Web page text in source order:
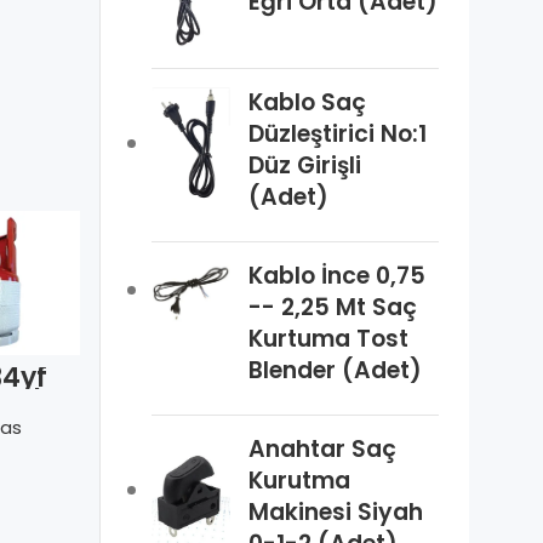
R-410A
Doldurulabili
r Tüplü 10Kg
R-134a C-
Doldurulabili
r Tüplü 12 Kg
Kablo Saç
Düzleştirici No:1
Düz Girişli
(Adet)
Kablo İnce 0,75
-- 2,25 Mt Saç
Kurtuma Tost
Blender (Adet)
Anahtar Saç
Kurutma
Makinesi Siyah